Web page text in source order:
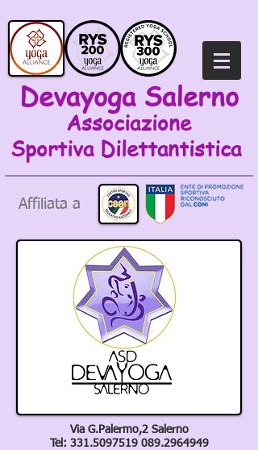
Devayoga Salerno
Associazione
Sportiva Dilettantistica
Affiliata a
Via G.Palermo,2 Salerno
Tel: 331.5097519 089.2964949